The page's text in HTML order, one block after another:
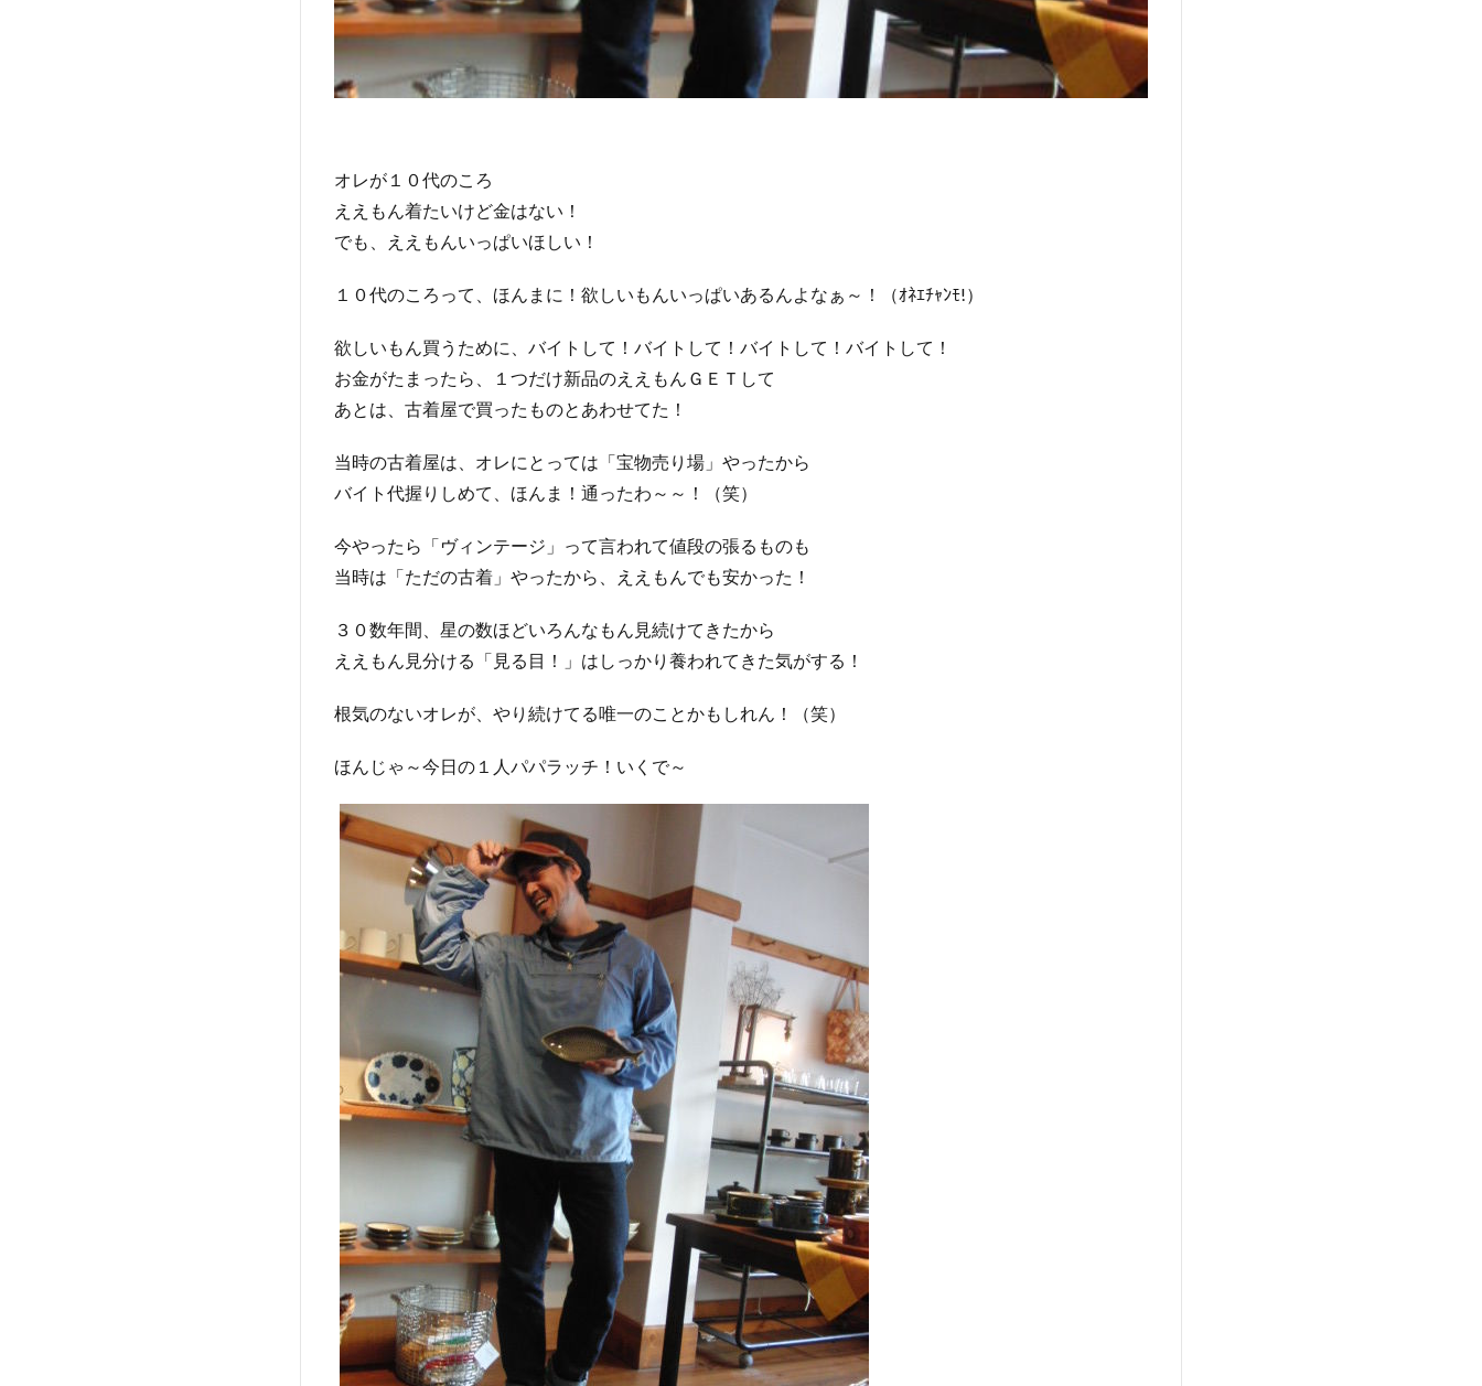
オレが１０代のころ
ええもん着たいけど金はない！
でも、ええもんいっぱいほしい！
１０代のころって、ほんまに！欲しいもんいっぱいあるんよなぁ～！（ｵﾈｴﾁｬﾝﾓ!）
欲しいもん買うために、バイトして！バイトして！バイトして！バイトして！
お金がたまったら、１つだけ新品のええもんＧＥＴして
あとは、古着屋で買ったものとあわせてた！
当時の古着屋は、オレにとっては「宝物売り場」やったから
バイト代握りしめて、ほんま！通ったわ～～！（笑）
今やったら「ヴィンテージ」って言われて値段の張るものも
当時は「ただの古着」やったから、ええもんでも安かった！
３０数年間、星の数ほどいろんなもん見続けてきたから
ええもん見分ける「見る目！」はしっかり養われてきた気がする！
根気のないオレが、やり続けてる唯一のことかもしれん！（笑）
ほんじゃ～今日の１人パパラッチ！いくで～